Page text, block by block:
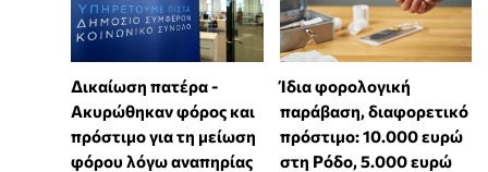
Δικαίωση πατέρα -
Ακυρώθηκαν φόρος και
πρόστιμο για τη μείωση
φόρου λόγω αναπηρίας
Ίδια φορολογική
παράβαση, διαφορετικό
πρόστιμο: 10.000 ευρώ
στη Ρόδο, 5.000 ευρώ